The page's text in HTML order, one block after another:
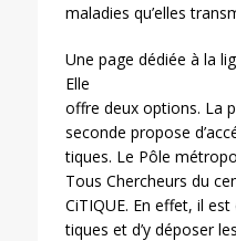
maladies qu’elles
Une page dédiée à la
Elle
offre deux options. La
seconde propose
tiques. Le Pôle
Tous Chercheurs du
CiTIQUE. En effet, il
tiques et d’y déposer